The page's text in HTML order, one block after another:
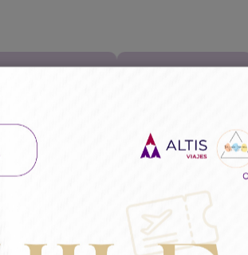
Eventos Financiacion